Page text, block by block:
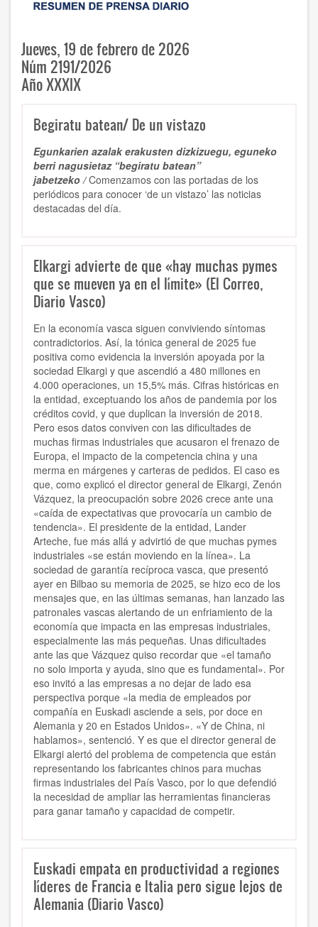
Jueves, 19 de febrero de 2026
Núm 2191/2026
Año XXXIX
Begiratu batean/ De un vistazo
Egunkarien azalak erakusten dizkizuegu, eguneko
berri nagusietaz “begiratu batean”
jabetzeko /Comenzamos con las portadas de los
periódicos para conocer ‘de un vistazo’ las noticias
destacadas del día.
Elkargi advierte de que «hay muchas pymes
que se mueven ya en el límite» (El Correo,
Diario Vasco)
En la economía vasca siguen conviviendo síntomas
contradictorios. Así, la tónica general de 2025 fue
positiva como evidencia la inversión apoyada por la
sociedad Elkargi y que ascendió a 480 millones en
4.000 operaciones, un 15,5% más. Cifras históricas en
la entidad, exceptuando los años de pandemia por los
créditos covid, y que duplican la inversión de 2018.
Pero esos datos conviven con las dificultades de
muchas firmas industriales que acusaron el frenazo de
Europa, el impacto de la competencia china y una
merma en márgenes y carteras de pedidos. El caso es
que, como explicó el director general de Elkargi, Zenón
Vázquez, la preocupación sobre 2026 crece ante una
«caída de expectativas que provocaría un cambio de
tendencia». El presidente de la entidad, Lander
Arteche, fue más allá y advirtió de que muchas pymes
industriales «se están moviendo en la línea». La
sociedad de garantía recíproca vasca, que presentó
ayer en Bilbao su memoria de 2025, se hizo eco de los
mensajes que, en las últimas semanas, han lanzado las
patronales vascas alertando de un enfriamiento de la
economía que impacta en las empresas industriales,
especialmente las más pequeñas. Unas dificultades
ante las que Vázquez quiso recordar que «el tamaño
no solo importa y ayuda, sino que es fundamental». Por
eso invitó a las empresas a no dejar de lado esa
perspectiva porque «la media de empleados por
compañía en Euskadi asciende a seis, por doce en
Alemania y 20 en Estados Unidos». «Y de China, ni
hablamos», sentenció. Y es que el director general de
Elkargi alertó del problema de competencia que están
representando los fabricantes chinos para muchas
firmas industriales del País Vasco, por lo que defendió
la necesidad de ampliar las herramientas financieras
para ganar tamaño y capacidad de competir.
Euskadi empata en productividad a regiones
líderes de Francia e Italia pero sigue lejos de
Alemania (Diario Vasco)